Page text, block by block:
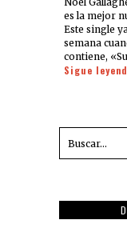
es la mejor
Este single
semana
contiene,
Sigue